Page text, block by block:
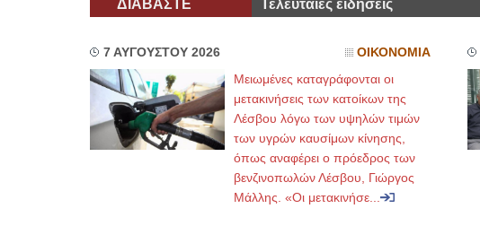
ΔΙΑΒΑΣΤΕ Τελευταίες ειδήσεις
7 ΑΥΓΟΥΣΤΟΥ 2026 ΟΙΚΟΝΟΜΙΑ
Μειωμένες καταγράφονται οι
μετακινήσεις των κατοίκων της
Λέσβου λόγω των υψηλών τιμών
των υγρών καυσίμων κίνησης,
όπως αναφέρει ο πρόεδρος των
βενζινοπωλών Λέσβου, Γιώργος
Μάλλης. «Οι μετακινήσε...